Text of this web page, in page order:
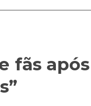
fãs após